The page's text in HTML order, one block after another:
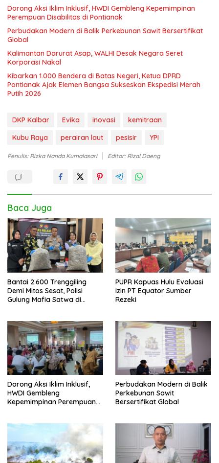
Dorong Aksi Iklim Inklusif, HWDI Gembleng Kepemimpinan
Perempuan Disabilitas di Pontianak
Perbudakan Modern di Balik Perkebunan Sawit Bersertifikat
Global
Kalimantan Darurat Asap, WALHI Desak Negara Seret
Korporasi Nakal
Kibarkan 1.000 Bendera di Batas Negeri, Ketua DPRD
Pontianak Ajak Elemen Bangsa Sukseskan Ekspedisi Merah
Putih 2026
DKP Kalbar Evika inovasi
kemitraan
Kubu Raya
perairan laut pesisir YPI
Penulis: Rizka Nanda Kumalasari Editor: Rizal Daeng
Baca Juga
Bantai 2.600 Trenggiling
Demi Mitos Sesat, Polisi
Gulung Mafia Satwa di
PUPR Kapuas Hulu Evaluasi
Izin PT Equator Sumber
Rezeki
Dorong Aksi Iklim Inklusif,
HWDI Gembleng
Kepemimpinan Perempuan
Perbudakan Modern di Balik
Perkebunan Sawit
Bersertifikat Global